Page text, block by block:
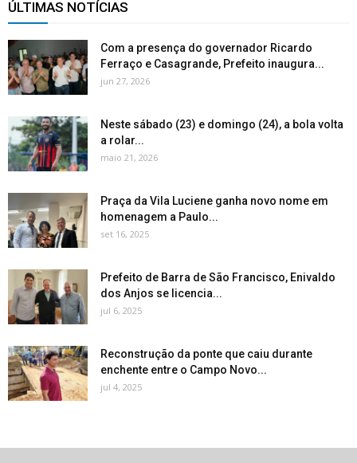
ÚLTIMAS NOTÍCIAS
Com a presença do governador Ricardo
Ferraço e Casagrande, Prefeito inaugura...
jun 27, 2026
Neste sábado (23) e domingo (24), a bola volta
a rolar...
maio 21, 2026
Praça da Vila Luciene ganha novo nome em
homenagem a Paulo...
set 16, 2025
Prefeito de Barra de São Francisco, Enivaldo
dos Anjos se licencia...
jul 6, 2025
Reconstrução da ponte que caiu durante
enchente entre o Campo Novo...
jul 4, 2025